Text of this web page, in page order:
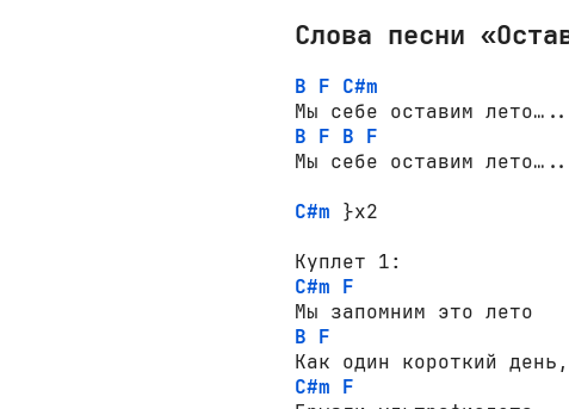
Слова песни
B F C#m
B F B F
Мы себе оставим лето…..
C#m }x2
C#m F
B F
C#m F